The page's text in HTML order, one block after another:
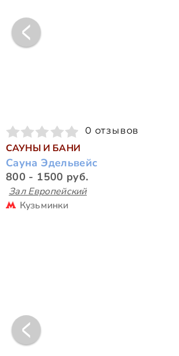
0 отзывов
САУНЫ И БАНИ
Сауна Эдельвейс
800 - 1500 руб.
Зал Европейский
Кузьминки